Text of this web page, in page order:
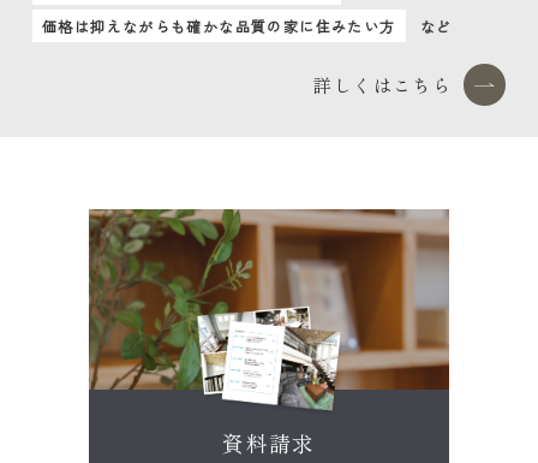
価格は抑えながらも確かな品質の家に住みたい方
など
詳しくはこちら
資料請求